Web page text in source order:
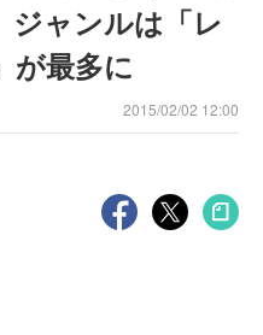
ャンルは「レ
が最多に
2015/02/02 12:00